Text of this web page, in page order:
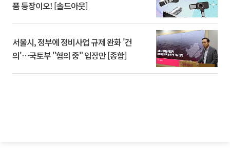
품 등장이오! [솔드아웃]
서울시, 정부에 정비사업 규제 완화 '건
의'⋯국토부 "협의 중" 입장만 [종합]